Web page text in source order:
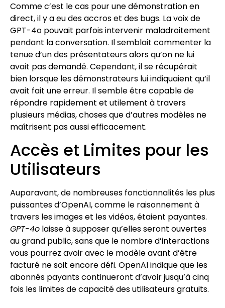
Comme c’est le cas pour une démonstration en
direct, il y a eu des accros et des bugs. La voix de
GPT-4o pouvait parfois intervenir maladroitement
pendant la conversation. Il semblait commenter la
tenue d’un des présentateurs alors qu’on ne lui
avait pas demandé. Cependant, il se récupérait
bien lorsque les démonstrateurs lui indiquaient qu’il
avait fait une erreur. Il semble être capable de
répondre rapidement et utilement à travers
plusieurs médias, choses que d’autres modèles ne
maîtrisent pas aussi efficacement.
Accès et Limites pour les
Utilisateurs
Auparavant, de nombreuses fonctionnalités les plus
puissantes d’OpenAI, comme le raisonnement à
travers les images et les vidéos, étaient payantes.
GPT-4o laisse à supposer qu’elles seront ouvertes
au grand public, sans que le nombre d’interactions
vous pourrez avoir avec le modèle avant d’être
facturé ne soit encore défi. OpenAI indique que les
abonnés payants continueront d’avoir jusqu’à cinq
fois les limites de capacité des utilisateurs gratuits.